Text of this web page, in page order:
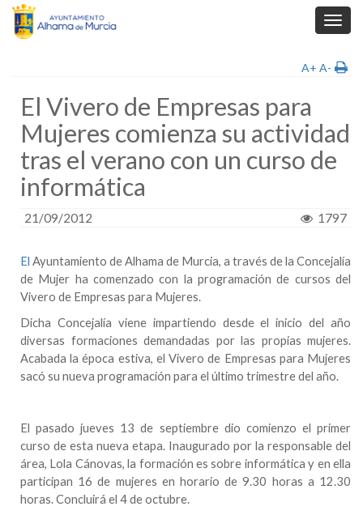
A+ A-
El Vivero de Empresas para
Mujeres comienza su actividad
tras el verano con un curso de
informática
21/09/2012 1797
El Ayuntamiento de Alhama de Murcia, a través de la Concejalía
de Mujer ha comenzado con la programación de cursos del
Vivero de Empresas para Mujeres.
Dicha Concejalía viene impartiendo desde el inicio del año
diversas formaciones demandadas por las propias mujeres.
Acabada la época estiva, el Vivero de Empresas para Mujeres
sacó su nueva programación para el último trimestre del año.
El pasado jueves 13 de septiembre dio comienzo el primer
curso de esta nueva etapa. Inaugurado por la responsable del
área, Lola Cánovas, la formación es sobre informática y en ella
participan 16 de mujeres en horario de 9.30 horas a 12.30
horas. Concluirá el 4 de octubre.